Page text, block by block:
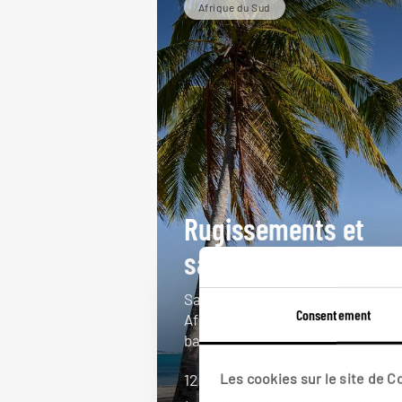
Consentement
Les cookies sur le site de
Afrique du Sud
Rugissements et
sable blanc
Safaris autour du parc Kruger en
Afrique du Sud, puis séjour
balnéaire au Mozambique.
12 jours / 9 nuits